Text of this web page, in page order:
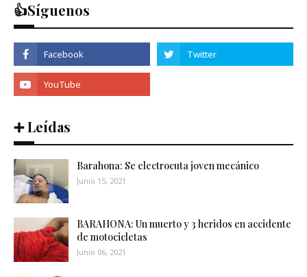
👍Síguenos
➕ Leídas
Barahona: Se electrocuta joven mecánico
Junio 15, 2021
BARAHONA: Un muerto y 3 heridos en accidente
de motocicletas
Junio 06, 2021